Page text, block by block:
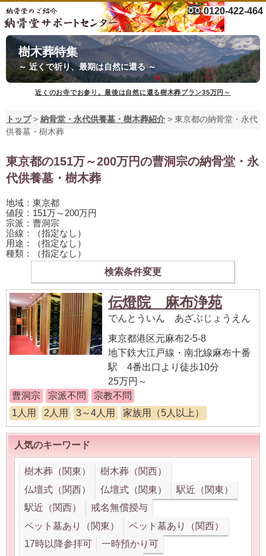
0120-422-464
樹木葬特集
～ 近くで祈り、最期は自然に還る ～
近くのお寺でお参り。最後は自然に還る樹木葬プラン35万円～
トップ> 納骨堂・永代供養墓・樹木葬紹介 > 東京都の納骨堂・永代
供養墓・樹木葬
東京都の151万～200万円の曹洞宗の納骨堂・永
代供養墓・樹木葬
地域：東京都
値段：151万～200万円
宗派：曹洞宗
沿線：（指定なし）
用途：（指定なし）
種類：（指定なし）
検索条件変更
伝燈院 麻布浄苑
でんとういん あざぶじょうえん
東京都港区元麻布2-5-8
地下鉄大江戸線・南北線麻布十番
駅 4番出口より徒歩10分
25万円～
曹洞宗
宗派不問
宗教不問
1人用
2人用 3～4人用 家族用（5人以上）
人気のキーワード
樹木葬（関東）
樹木葬（関西）
仏壇式（関西）
仏壇式（関東）
駅近（関東）
駅近（関西）
戒名無償授与
ペット墓あり（関東）
ペット墓あり（関西）
17時以降参拝可
一時預かり可